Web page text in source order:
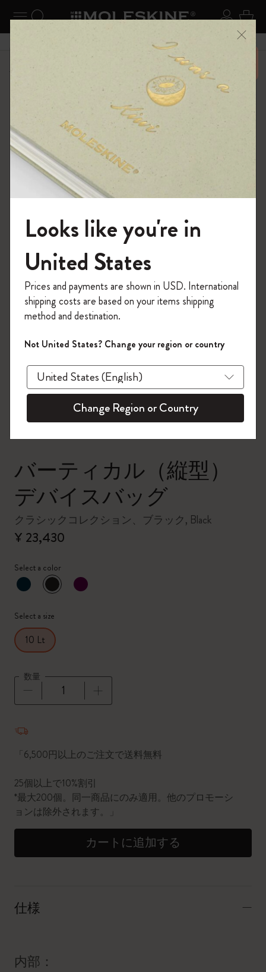
ナビゲーションの切替 ログ
検索 (キーワードなど) カ
6,500円以上のご購入で送料無料 メニ
ーを閉じる
ショップ クラシック バックパック
バーティカル（縦型）
デバイスバッグ
クラシックコレクション、ブラック, Black
¥ 23,430
Select a color
選択済
*選択したカラー
Select a size
10 Lt
数量
「6,500円以上のご注文で送料無料
25個以上で10%割引
*最大200個。同一商品にのみ適用。他のプロモーシ
ョンは除外されます。」
カートに追加する
仕様
内部：
モレスキンの世界へようこそ
「WELCOME10」を入力すると、初回注
文が10%オフ＋送料無料になります。セ
ール・アウトレット品は適用外。
Moleskineアカウントを作成して限定オフ
ァーや会員特典、さらに多くのインスピ
レーションを手に入れましょう。
今すぐ会員登録 !
Looks like you're in
United States
Prices and payments are shown in USD. International
shipping costs are based on your items shipping
method and destination.
Not United States? Change your region or country
Change Region or Country